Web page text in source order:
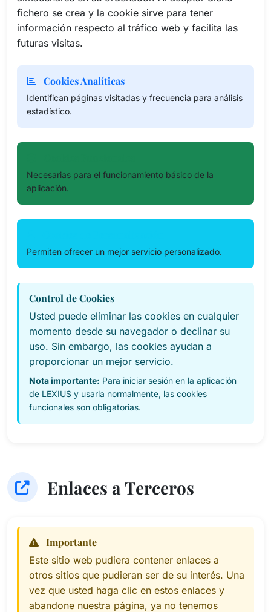
fichero se crea y la cookie sirve para tener
información respecto al tráfico web y facilita las
futuras visitas.
Cookies Analíticas
Identifican páginas visitadas y frecuencia para análisis
estadístico.
Necesarias para el funcionamiento básico de la
aplicación.
Permiten ofrecer un mejor servicio personalizado.
Control de Cookies
Usted puede eliminar las cookies en cualquier
momento desde su navegador o declinar su
uso. Sin embargo, las cookies ayudan a
proporcionar un mejor servicio.
Nota importante: Para iniciar sesión en la aplicación
de LEXIUS y usarla normalmente, las cookies
funcionales son obligatorias.
Enlaces a Terceros
Importante
Este sitio web pudiera contener enlaces a
otros sitios que pudieran ser de su interés. Una
vez que usted haga clic en estos enlaces y
abandone nuestra página, ya no tenemos